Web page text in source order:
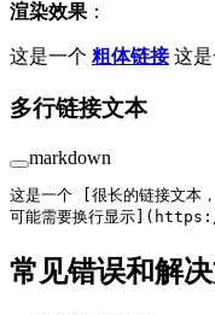
渲染效果 ：
这是一个 粗体链接这是
多行链接文本
markdown
这是一个 [很长的链接文本，
可能需要换行显示
常见错误和解